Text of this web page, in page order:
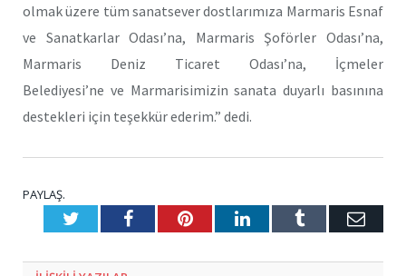
olmak üzere tüm sanatsever dostlarımıza Marmaris Esnaf
ve Sanatkarlar Odası’na, Marmaris Şoförler Odası’na,
Marmaris Deniz Ticaret Odası’na, İçmeler
Belediyesi’ne ve Marmarisimizin sanata duyarlı basınına
destekleri için teşekkür ederim.” dedi.
PAYLAŞ.
TwitterFacebookPinterestLinkedInTumblr E-